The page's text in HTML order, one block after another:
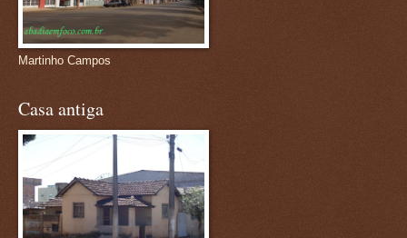
Martinho Campos
Casa antiga